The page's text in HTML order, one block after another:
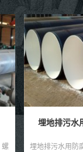
埋地给水
埋地给水用防腐